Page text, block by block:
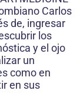
Carlos
de, ingresar
los
y el ojo
un
como en
en sus